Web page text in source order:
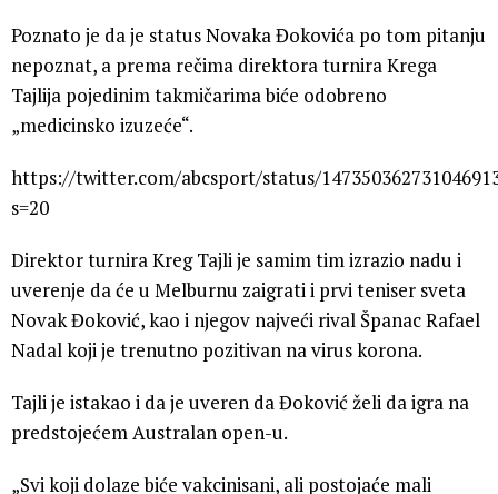
Poznato je da je status Novaka Đokovića po tom pitanju
nepoznat, a prema rečima direktora turnira Krega
Tajlija pojedinim takmičarima biće odobreno
„medicinsko izuzeće“.
https://twitter.com/abcsport/status/
s=20
Direktor turnira Kreg Tajli je samim tim izrazio nadu i
uverenje da će u Melburnu zaigrati i prvi teniser sveta
Novak Đoković, kao i njegov najveći rival Španac Rafael
Nadal koji je trenutno pozitivan na virus korona.
Tajli je istakao i da je uveren da Đoković želi da igra na
predstojećem Australan open-u.
„Svi koji dolaze biće vakcinisani, ali postojaće mali